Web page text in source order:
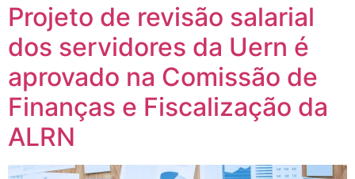
Projeto de revisão salarial
dos servidores da Uern é
aprovado na Comissão de
Finanças e Fiscalização da
ALRN